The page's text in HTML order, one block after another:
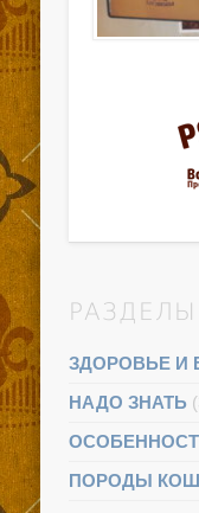
ЗДОРОВЬЕ И
НАДО ЗНАТЬ
ПОРОДЫ